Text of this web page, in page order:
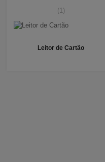
(1)
Leitor de Cartão